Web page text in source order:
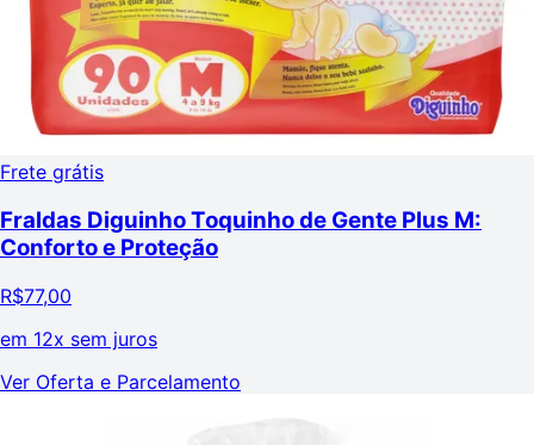
Frete grátis
Fraldas Diguinho Toquinho de Gente Plus M:
Conforto e Proteção
R$77,00
em 12x sem juros
Ver Oferta e Parcelamento